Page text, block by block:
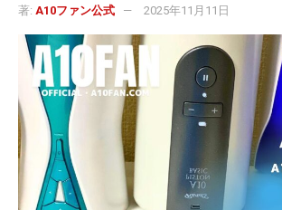
著: A10ファン公式 2025年11月11日